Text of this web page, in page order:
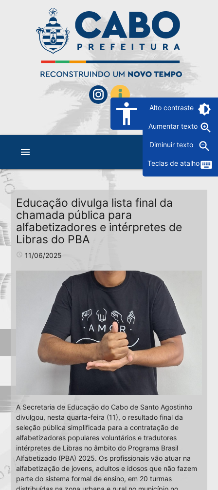
accessibility Alto contraste brightness_6
Aumentar texto zoom_in
Diminuir texto zoom_out
Teclas de atalhokeyboard
menu
Educação divulga lista final da
chamada pública para
alfabetizadores e intérpretes de
Libras do PBA
access_time 11/06/2025
A Secretaria de Educação do Cabo de Santo Agostinho
divulgou, nesta quarta-feira (11), o resultado final da
seleção pública simplificada para a contratação de
alfabetizadores populares voluntários e tradutores
intérpretes de Libras no âmbito do Programa Brasil
Alfabetizado (PBA) 2025. Os profissionais vão atuar na
alfabetização de jovens, adultos e idosos que não fazem
parte do sistema formal de ensino, em 20 turmas